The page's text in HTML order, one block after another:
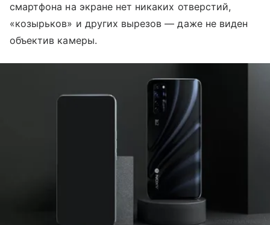
смартфона на экране нет никаких отверстий,
«козырьков» и других вырезов — даже не виден
объектив камеры.